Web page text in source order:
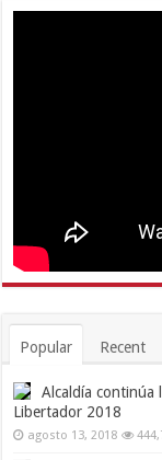
Popular Recent
Alcaldía continúa
Libertador 2018
agosto 13, 2018